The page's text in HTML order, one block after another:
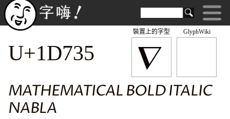
GlyphWiki
𝜵
裝置上的字型
U+1D735
MATHEMATICAL BOLD ITALIC
NABLA